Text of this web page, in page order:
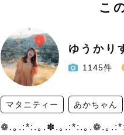
こ
ゆうかり
1145件
マタニティー あかちゃん
❁.｡.:*:.｡.✽.｡.:*:.｡.❁.｡